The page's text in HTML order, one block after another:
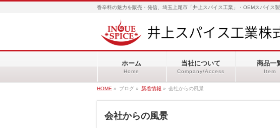
香辛料の魅力を販売・発信、埼玉上尾市「井上スパイス工業」・OEMスパイス
ホーム
Home
当社について
Company/Access
商品一
Item
HOME » ブログ » 新着情報 » 会社からの風景
会社からの風景